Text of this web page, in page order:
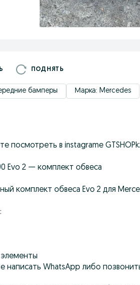
ПОДНЯТЬ
бамперы Марка: Mercedes
посмотреть в instagrame
Evo 2 — комплект обвеса
комплект обвеса Evo 2 для
элементы
написать WhatsApp либо